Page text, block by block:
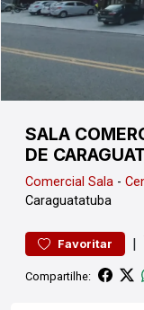
SALA
DE
Comercial Sala -
Caraguatatuba
Favoritar |
Compartilhe: